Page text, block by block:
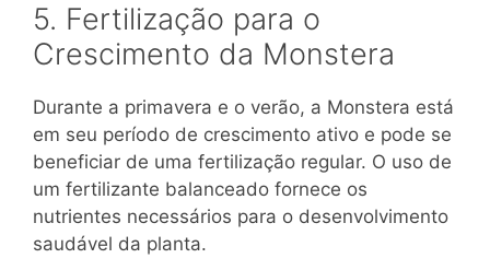
5. Fertilização para o
Crescimento da Monstera
Durante a primavera e o verão, a Monstera está
em seu período de crescimento ativo e pode se
beneficiar de uma fertilização regular. O uso de
um fertilizante balanceado fornece os
nutrientes necessários para o desenvolvimento
saudável da planta.